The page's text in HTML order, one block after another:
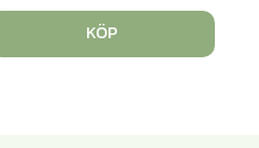
KÖP